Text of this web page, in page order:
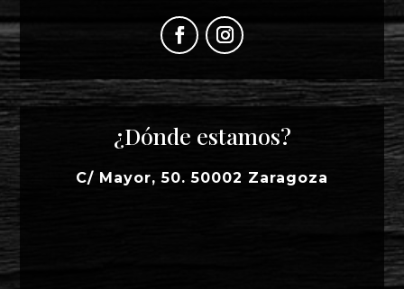
¿Dónde estamos?
C/ Mayor, 50. 50002 Zaragoza